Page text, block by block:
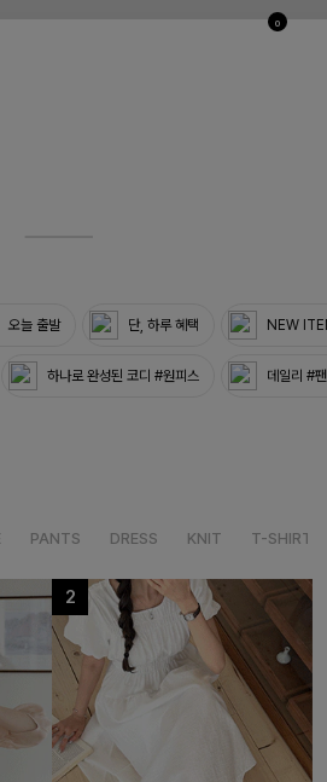
0
오늘 출발 단, 하루 혜택 NEW
하나로 완성된 코디 #원피스 데일리 #
PANTS DRESS KNIT T-SHIRT